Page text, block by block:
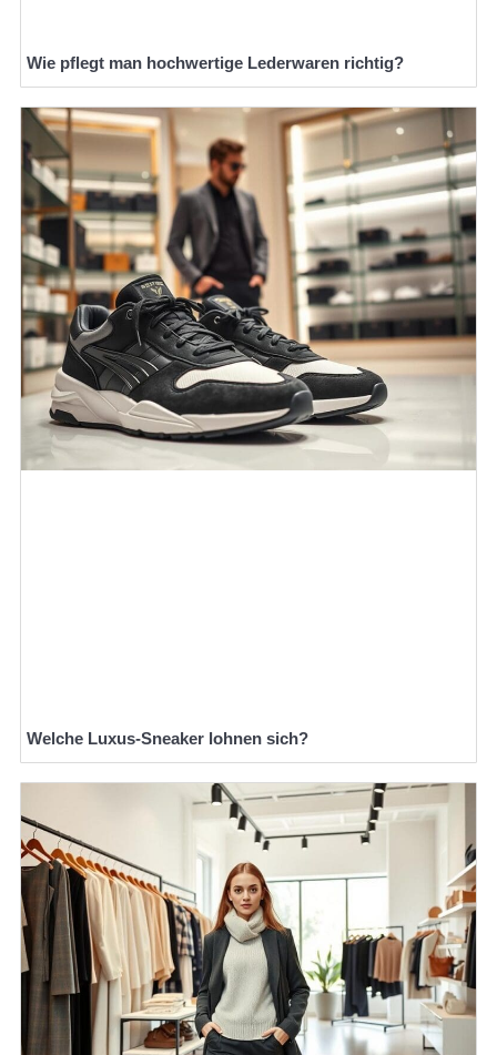
Wie pflegt man hochwertige Lederwaren richtig?
Welche Luxus-Sneaker lohnen sich?